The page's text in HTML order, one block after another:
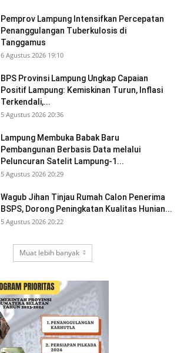
Pemprov Lampung Intensifkan Percepatan
Penanggulangan Tuberkulosis di
Tanggamus
6 Agustus 2026 19:10
BPS Provinsi Lampung Ungkap Capaian
Positif Lampung: Kemiskinan Turun, Inflasi
Terkendali,...
5 Agustus 2026 20:36
Lampung Membuka Babak Baru
Pembangunan Berbasis Data melalui
Peluncuran Satelit Lampung-1...
5 Agustus 2026 20:29
Wagub Jihan Tinjau Rumah Calon Penerima
BSPS, Dorong Peningkatan Kualitas Hunian...
5 Agustus 2026 20:22
Muat lebih banyak